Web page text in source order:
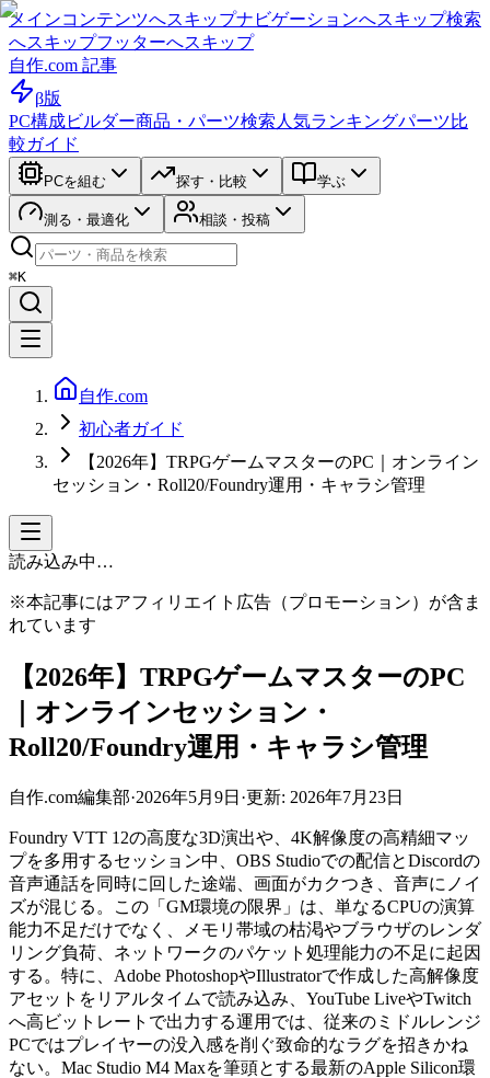
メインコンテンツへスキップナビゲーションへスキップ検索
へスキップフッターへスキップ
自作.com 記事
β版
PC構成ビルダー商品・パーツ検索 人気ランキングパーツ比
較ガイド
PCを組む 探す・比較 学ぶ
測る・最適化 相談・投稿
⌘K
自作.com
初心者ガイド
【2026年】TRPGゲームマスターのPC｜オンライン
セッション・Roll20/Foundry運用・キャラシ管理
読み込み中…
※本記事にはアフィリエイト広告（プロモーション）が含ま
れています
【2026年】TRPGゲームマスターのPC
｜オンラインセッション・
Roll20/Foundry運用・キャラシ管理
自作.com編集部·2026年5月9日 ·更新: 2026年7月23日
Foundry VTT 12の高度な3D演出や、4K解像度の高精細マッ
プを多用するセッション中、OBS Studioでの配信とDiscordの
音声通話を同時に回した途端、画面がカクつき、音声にノイ
ズが混じる。この「GM環境の限界」は、単なるCPUの演算
能力不足だけでなく、メモリ帯域の枯渇やブラウザのレンダ
リング負荷、ネットワークのパケット処理能力の不足に起因
する。特に、Adobe PhotoshopやIllustratorで作成した高解像度
アセットをリアルタイムで読み込み、YouTube LiveやTwitch
へ高ビットレートで出力する運用では、従来のミドルレンジ
PCではプレイヤーの没入感を削ぐ致命的なラグを招きかね
ない。Mac Studio M4 Maxを筆頭とする最新のApple Silicon環